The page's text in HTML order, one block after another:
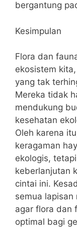
bergantung
Kesimpulan
Flora dan
ekosistem
yang tak
Mereka tidak
mendukung
kesehatan
Oleh karena
keragaman
ekologis,
keberlanjutan
cintai ini.
semua
agar flora dan
optimal bagi